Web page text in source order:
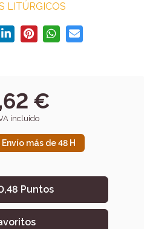
LITÚRGICOS
€
incluido
más de 48 H
Puntos